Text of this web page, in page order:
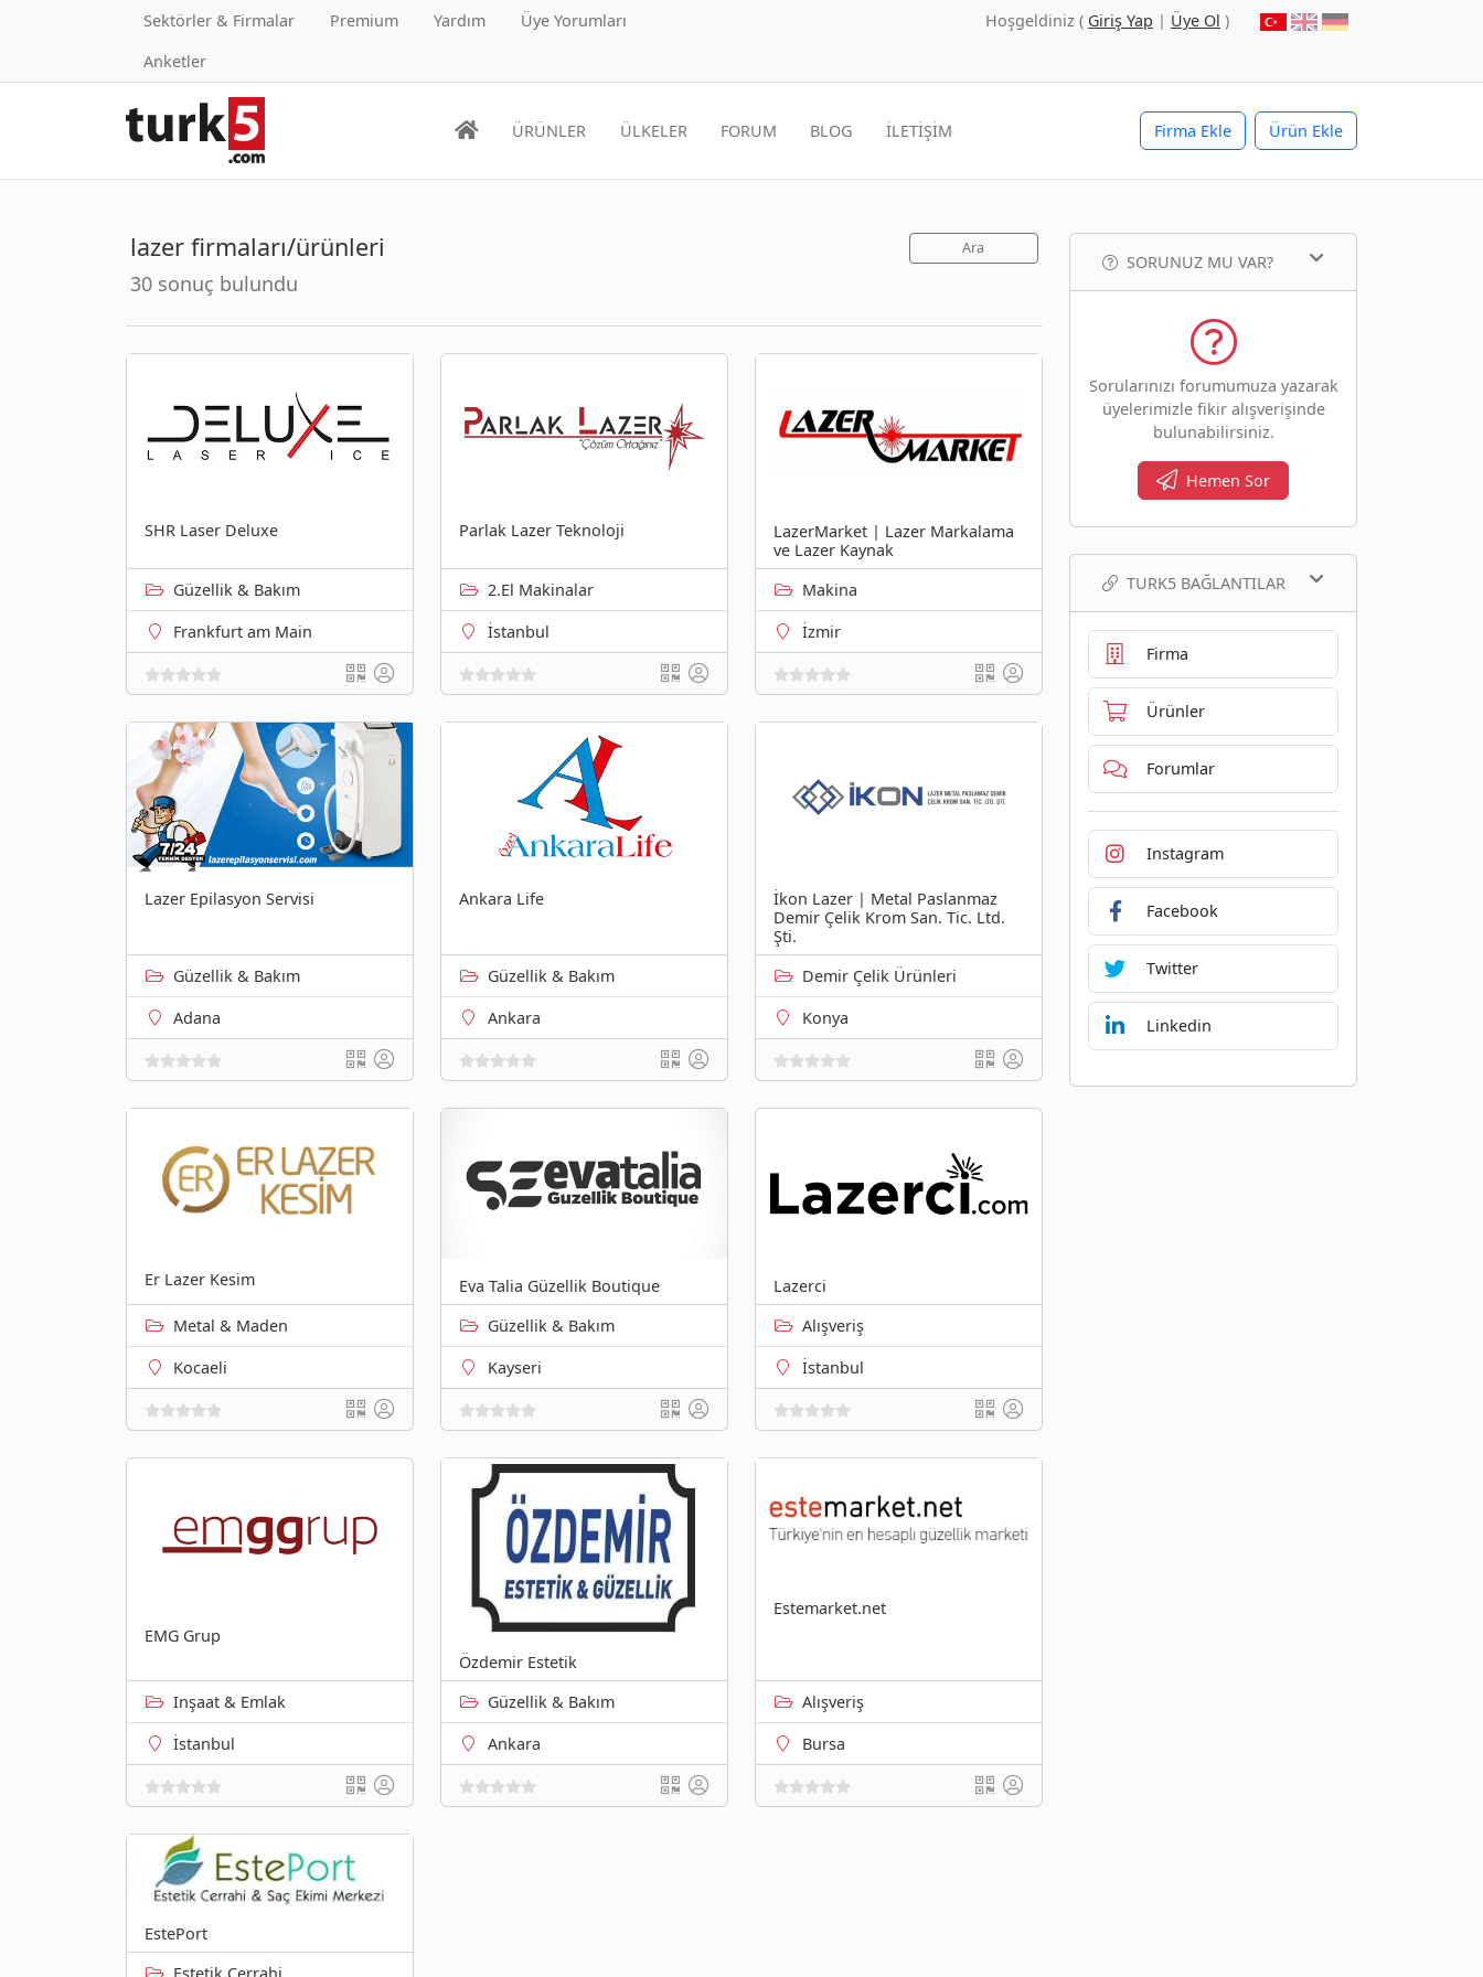
Sektörler & Firmalar Premium Yardım
Üye Yorumları
Anketler
Hoşgeldiniz ( Giriş Yap | Üye Ol )
Firma Ekle Ürün Ekle
ÜRÜNLER ÜLKELER FORUM BLOG İLETİŞİM
lazer firmaları/ürünleri
30 sonuç bulundu
Ara
SHR Laser Deluxe
Güzellik & Bakım
Frankfurt am Main
Parlak Lazer Teknoloji
2.El Makinalar
İstanbul
LazerMarket | Lazer Markalama
ve Lazer Kaynak
Makina
İzmir
Lazer Epilasyon Servisi
Güzellik & Bakım
Adana
Ankara Life
Güzellik & Bakım
Ankara
İkon Lazer | Metal Paslanmaz
Demir Çelik Krom San. Tic. Ltd.
Şti.
Demir Çelik Ürünleri
Konya
Er Lazer Kesim
Metal & Maden
Kocaeli
Eva Talia Güzellik Boutique
Güzellik & Bakım
Kayseri
Lazerci
Alışveriş
İstanbul
EMG Grup
Inşaat & Emlak
İstanbul
Özdemir Estetik
Güzellik & Bakım
Ankara
Estemarket.net
Alışveriş
Bursa
EstePort
SORUNUZ MU VAR?
Sorularınızı forumumuza yazarak
üyelerimizle fikir alışverişinde
bulunabilirsiniz.
Hemen Sor
TURK5 BAĞLANTILAR
Firma
Ürünler
Forumlar
Instagram
Facebook
Twitter
Linkedin